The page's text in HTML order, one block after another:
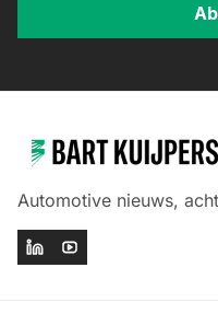
Automotive nieuws,